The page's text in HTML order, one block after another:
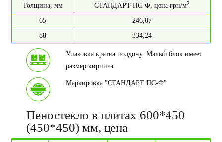
Толщина, мм СТАНДАРТ ПС-Ф, цена грн/м2
65
246,87
88
334,24
Упаковка кратна поддону. Малый блок имеет
размер кирпича.
Маркировка "СТАНДАРТ ПС-Ф"
Пеностекло в плитах 600*450
(450*450) мм, цена